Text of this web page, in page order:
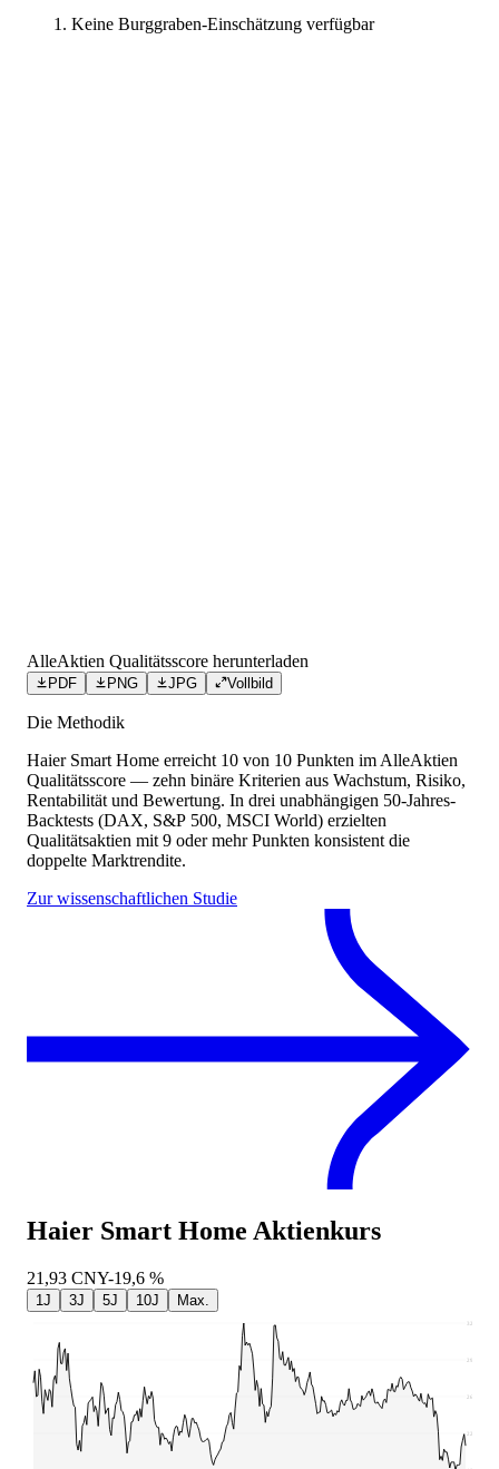
Keine Burggraben-Einschätzung verfügbar
AlleAktien Qualitätsscore herunterladen
PDF PNG JPG Vollbild
Die Methodik
Haier Smart Home erreicht 10 von 10 Punkten im AlleAktien
Qualitätsscore — zehn binäre Kriterien aus Wachstum, Risiko,
Rentabilität und Bewertung. In drei unabhängigen 50-Jahres-
Backtests (DAX, S&P 500, MSCI World) erzielten
Qualitätsaktien mit 9 oder mehr Punkten konsistent die
doppelte Marktrendite.
Zur wissenschaftlichen Studie
Haier Smart Home Aktienkurs
21,93 CNY-19,6 %
1J 3J 5J 10J Max.
22,99
26,11
29,24
32,36